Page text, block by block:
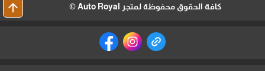
كافة الحقوق محفوظة لمتجر Auto Royal © arrow_upward